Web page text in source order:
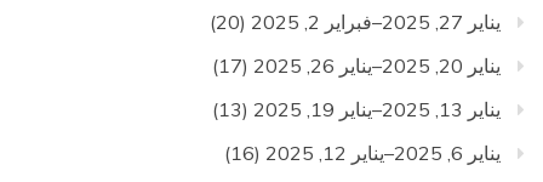
يناير 27, 2025–فبراير 2, 2025
(20)
يناير 20, 2025–يناير 26, 2025
(17)
يناير 13, 2025–يناير 19, 2025
(13)
يناير 6, 2025–يناير 12, 2025
(16)